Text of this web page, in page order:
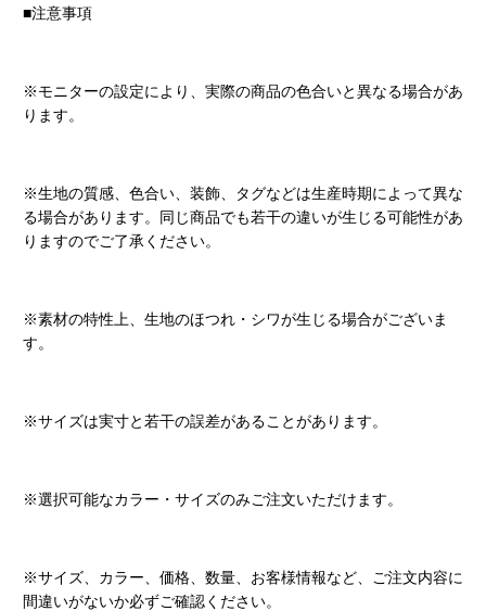
■注意事項
※モニターの設定により、実際の商品の色合いと異なる場合があ
ります。
※生地の質感、色合い、装飾、タグなどは生産時期によって異な
る場合があります。同じ商品でも若干の違いが生じる可能性があ
りますのでご了承ください。
※素材の特性上、生地のほつれ・シワが生じる場合がございま
す。
※サイズは実寸と若干の誤差があることがあります。
※選択可能なカラー・サイズのみご注文いただけます。
※サイズ、カラー、価格、数量、お客様情報など、ご注文内容に
間違いがないか必ずご確認ください。